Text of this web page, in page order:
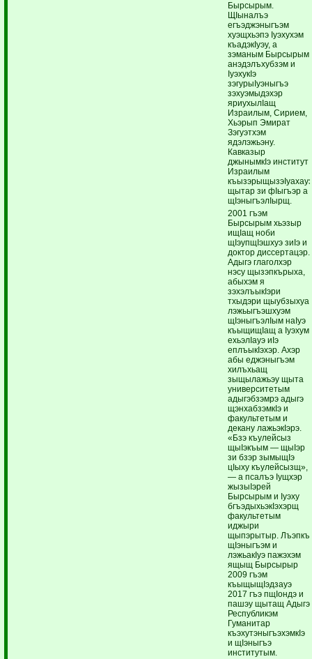
Бырсырым.
ЩIыналъэ
егъэджэныгъэм
хуэщхьэпэ Iуэхухэм
къадэкIуэу, а
зэманым Бырсырым
анэдэлъхубзэм и
IуэхукIэ
зэгурыIуэныгъэ
зэхуэмыдэхэр
яриухылIащ
Израилым, Сирием,
Хьэрып Эмират
Зэгуэтхэм
ядэлэжьэну.
Кавказыр
джынымкIэ институт
Израилым
щытар зи фIыгъэр а
щIэныгъэлIырщ.
2001 гъэм
Бырсырым хьэзыр
ищIащ ноби
щIэупщIэшхуэ зиIэ и
доктор диссертацэр.
Адыгэ глаголхэр
нэсу щызэпкърыха,
абыхэм я
зэхэлъыкIэри
тхыдэри щыубзыхуа
лэжьыгъэшхуэм
щIэныгъэлIым наIуэ
къыщищIащ а Iуэхум
ехьэлIауэ иIэ
еплъыкIэхэр. Ахэр
абы еджэныгъэм
хилъхьащ
зыщылажьэу щыта
университетым
адыгэбзэмрэ адыгэ
щэнхабзэмкIэ и
факультетым и
декану лажьэкIэрэ.
«Бзэ къулейсыз
щыIэкъым — щыIэр
зи бзэр зымыщIэ
цIыху къулейсызщ»,
— а псалъэ Iущхэр
жызыIэрей
Бырсырым и Iуэху
бгъэдыхьэкIэхэрщ
факультетым
иджыри
щыпэрытыр. Лъэпкъ
щIэныгъэм и
лэжьакIуэ пажэхэм
ящыщ Бырсырыр
2009 гъэм
къыщыщIэдзауэ
2017 гъэ пщIондэ и
пашэу щытащ Адыгэ
Республикэм
Гуманитар
къэхутэныгъэхэмкIэ
и щIэныгъэ
институтым.